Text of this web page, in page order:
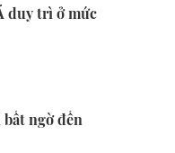
duy trì ở mức
ngờ đến